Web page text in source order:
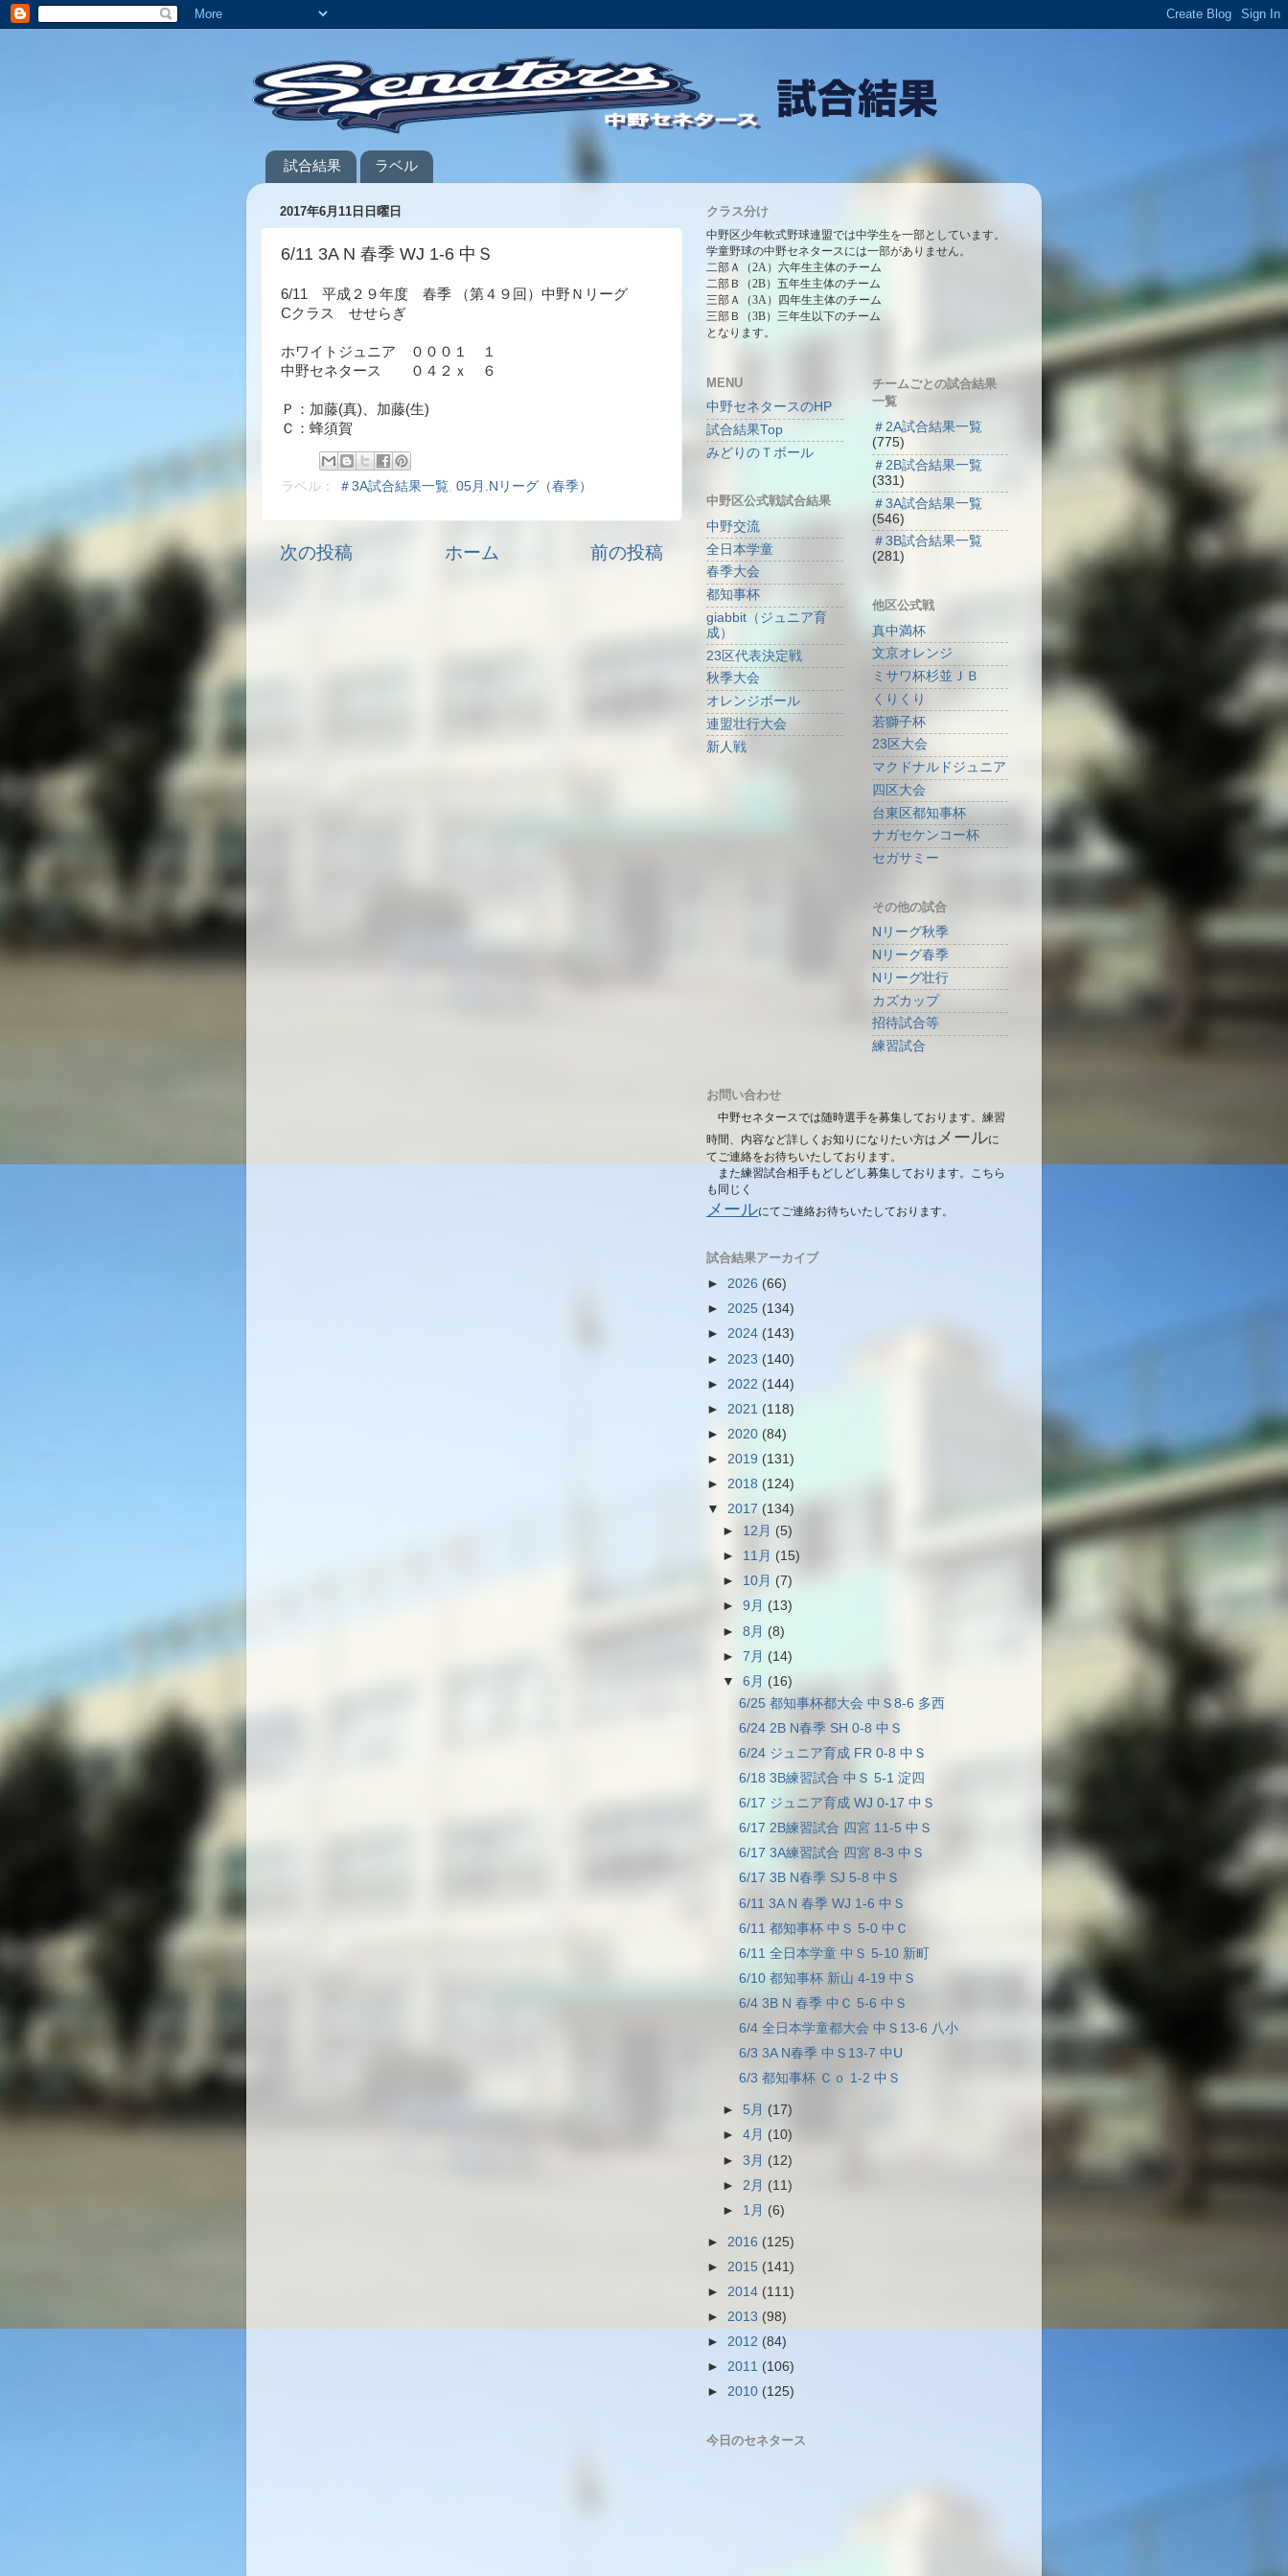
試合結果 ラベル
2017年6月11日日曜日
6/11 3A N 春季 WJ 1-6 中Ｓ
6/11 平成２９年度 春季 （第４９回）中野Ｎリーグ
Cクラス せせらぎ
ホワイトジュニア ０００１ １
中野セネタース ０４２ｘ ６
Ｐ：加藤(真)、加藤(生)
Ｃ：蜂須賀
ラベル： ＃3A試合結果一覧 05月.Nリーグ（春季）
次の投稿 前の投稿
ホーム
クラス分け
中野区少年軟式野球連盟では中学生を一部としています。
学童野球の中野セネタースには一部がありません。
二部Ａ（2A）六年生主体のチーム
二部Ｂ（2B）五年生主体のチーム
三部Ａ（3A）四年生主体のチーム
三部Ｂ（3B）三年生以下のチーム
となります。
MENU
中野セネタースのHP
試合結果Top
みどりのＴボール
中野区公式戦試合結果
中野交流
全日本学童
春季大会
都知事杯
giabbit（ジュニア育
成）
23区代表決定戦
秋季大会
オレンジボール
連盟壮行大会
新人戦
チームごとの試合結果
一覧
＃2A試合結果一覧
(775)
＃2B試合結果一覧
(331)
＃3A試合結果一覧
(546)
＃3B試合結果一覧
(281)
他区公式戦
真中満杯
文京オレンジ
ミサワ杯杉並ＪＢ
くりくり
若獅子杯
23区大会
マクドナルドジュニア
四区大会
台東区都知事杯
ナガセケンコー杯
セガサミー
その他の試合
Nリーグ秋季
Nリーグ春季
Nリーグ壮行
カズカップ
招待試合等
練習試合
お問い合わせ
中野セネタースでは随時選手を募集しております。練習
時間、内容など詳しくお知りになりたい方は メールに
てご連絡をお待ちいたしております。
また練習試合相手もどしどし募集しております。こちら
も同じく
メールにてご連絡お待ちいたしております。
試合結果アーカイブ
► 2026 (66)
► 2025 (134)
► 2024 (143)
► 2023 (140)
► 2022 (144)
► 2021 (118)
► 2020 (84)
► 2019 (131)
► 2018 (124)
▼ 2017 (134)
► 12月 (5)
► 11月 (15)
► 10月 (7)
►9月 (13)
►8月 (8)
►7月 (14)
▼6月(16)
6/25 都知事杯都大会 中Ｓ8-6 多西
6/24 2B N春季 SH 0-8 中Ｓ
6/24 ジュニア育成 FR 0-8 中Ｓ
6/18 3B練習試合 中Ｓ 5-1 淀四
6/17 ジュニア育成 WJ 0-17 中Ｓ
6/17 2B練習試合 四宮 11-5 中Ｓ
6/17 3A練習試合 四宮 8-3 中Ｓ
6/17 3B N春季 SJ 5-8 中Ｓ
6/11 3A N 春季 WJ 1-6 中Ｓ
6/11 都知事杯 中Ｓ 5-0 中Ｃ
6/11 全日本学童 中Ｓ 5-10 新町
6/10 都知事杯 新山 4-19 中Ｓ
6/4 3B N 春季 中Ｃ 5-6 中Ｓ
6/4 全日本学童都大会 中Ｓ13-6 八小
6/3 3A N春季 中Ｓ13-7 中U
6/3 都知事杯 Ｃｏ 1-2 中Ｓ
► 5月 (17)
►4月 (10)
►3月 (12)
► 2月 (11)
► 1月 (6)
► 2016 (125)
► 2015 (141)
► 2014 (111)
► 2013 (98)
► 2012 (84)
► 2011 (106)
► 2010 (125)
今日のセネタース